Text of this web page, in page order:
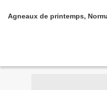
Agneaux de printemps,